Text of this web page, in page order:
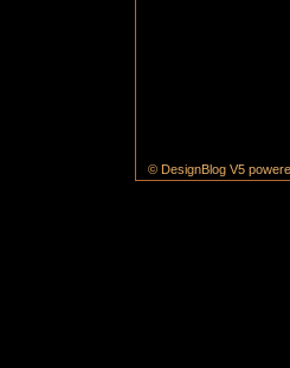
© DesignBlog V5